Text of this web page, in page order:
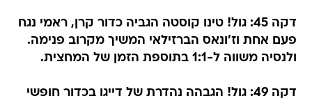
דקה 45: גול! טינו קוסטה הגביה כדור קרן, ראמי נגח
פעם אחת וז'ונאס הברזילאי המשיך מקרוב פנימה.
ולנסיה משווה ל-1:1 בתוספת הזמן של המחצית.
דקה 49: גול! הגבהה נהדרת של דייגו בכדור חופשי